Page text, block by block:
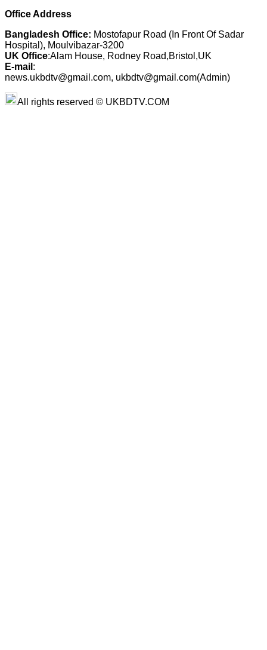
Office Address
Bangladesh Office: Mostofapur Road (In Front Of Sadar
Hospital), Moulvibazar-3200
UK Office:Alam House, Rodney Road,Bristol,UK
E-mail :
news.ukbdtv@gmail.com, ukbdtv@gmail.com(Admin)
All rights reserved © UKBDTV.COM